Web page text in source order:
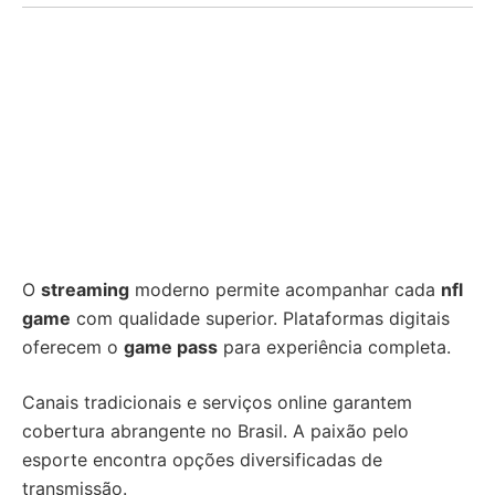
O streaming moderno permite acompanhar cada nfl
game com qualidade superior. Plataformas digitais
oferecem o game pass para experiência completa.
Canais tradicionais e serviços online garantem
cobertura abrangente no Brasil. A paixão pelo
esporte encontra opções diversificadas de
transmissão.